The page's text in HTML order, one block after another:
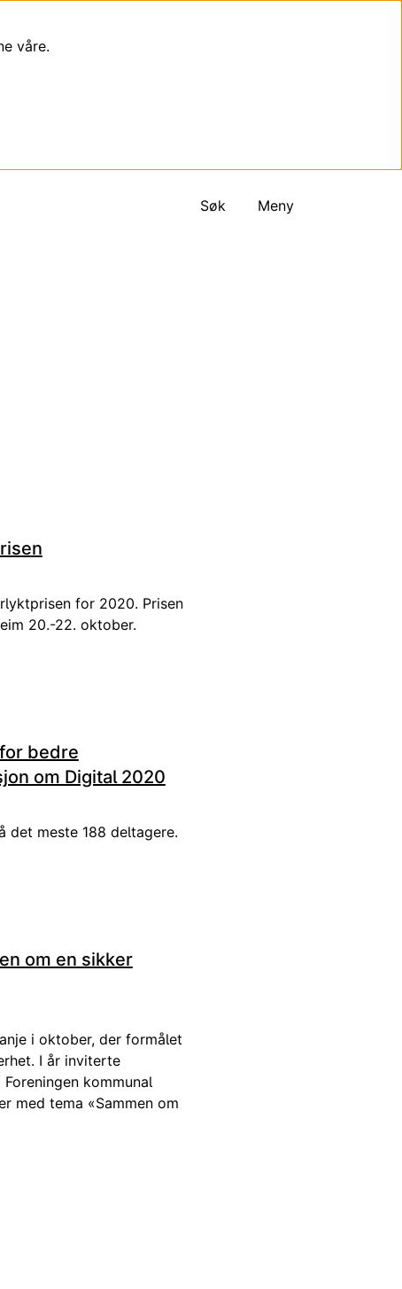
våre.
Søk
Meny
for 2020. Prisen
20.-22. oktober.
bedre
om Digital 2020
det meste 188 deltagere.
om en sikker
i oktober, der formålet
I år inviterte
kommunal
med tema «Sammen om